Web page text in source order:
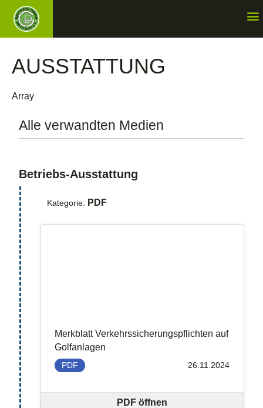
AUSSTATTUNG
Array
Alle verwandten Medien
Betriebs-Ausstattung
Kategorie: PDF
Merkblatt Verkehrssicherungspflichten auf
Golfanlagen
PDF 26.11.2024
PDF öffnen